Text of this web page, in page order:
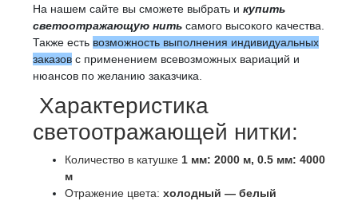
На нашем сайте вы сможете выбрать и купить
светоотражающую нить самого высокого качества.
Также есть возможность выполнения индивидуальных
заказов с применением всевозможных вариаций и
нюансов по желанию заказчика.
Характеристика
светоотражающей нитки:
Количество в катушке 1 мм: 2000 м, 0.5 мм: 4000
м
Отражение цвета: холодный — белый